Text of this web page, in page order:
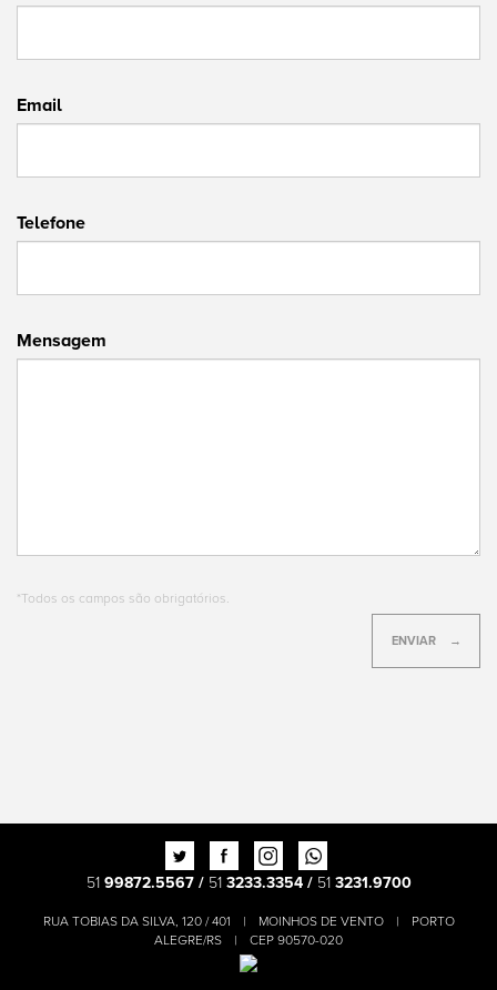
Email
Telefone
Mensagem
*Todos os campos são obrigatórios.
ENVIAR
TwitterFacebookInstagramWhatsapp
5199872.5567 / 513233.3354 / 513231.9700
RUA TOBIAS DA SILVA, 120 / 401 | MOINHOS DE VENTO |
PORTO
ALEGRE/RS
| CEP 90570-020